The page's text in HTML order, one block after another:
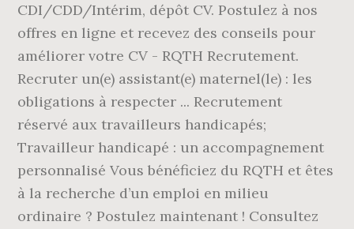
CDI/CDD/Intérim, dépôt CV. Postulez à nos
offres en ligne et recevez des conseils pour
améliorer votre CV - RQTH Recrutement.
Recruter un(e) assistant(e) maternel(le) : les
obligations à respecter ... Recrutement
réservé aux travailleurs handicapés;
Travailleur handicapé : un accompagnement
personnalisé Vous bénéficiez du RQTH et êtes
à la recherche d’un emploi en milieu
ordinaire ? Postulez maintenant ! Consultez